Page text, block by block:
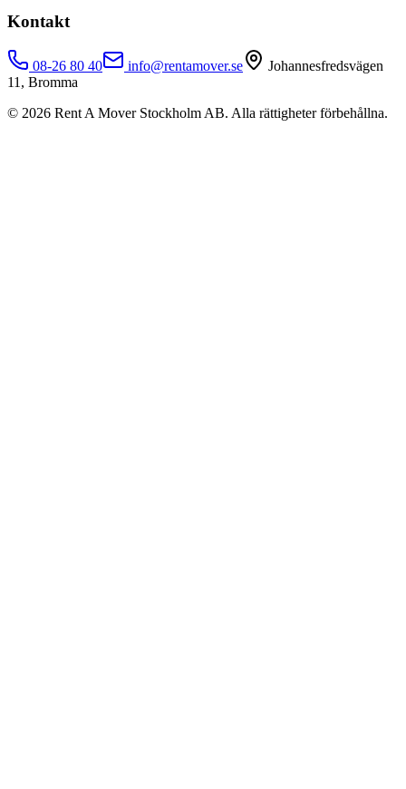
Kontakt
08-26 80 40 info@rentamover.se
Johannesfredsvägen
11, Bromma
© 2026 Rent A Mover Stockholm AB. Alla rättigheter förbehållna.